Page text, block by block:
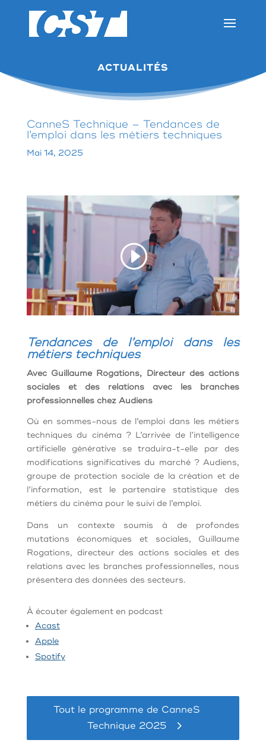
ACTUALITÉS
CanneS Technique – Tendances de
l’emploi dans les métiers techniques
Mai 14, 2025
Tendances de l’emploi dans les
métiers techniques
Avec Guillaume Rogations, Directeur des actions
sociales et des relations avec les branches
professionnelles chez Audiens
Où en sommes-nous de l’emploi dans les métiers
techniques du cinéma ? L’arrivée de l’intelligence
artificielle générative se traduira-t-elle par des
modifications significatives du marché ? Audiens,
groupe de protection sociale de la création et de
l’information, est le partenaire statistique des
métiers du cinéma pour le suivi de l’emploi.
Dans un contexte soumis à de profondes
mutations économiques et sociales, Guillaume
Rogations, directeur des actions sociales et des
relations avec les branches professionnelles, nous
présentera des données des secteurs.
À écouter également en podcast
Acast
Apple
Spotify
Tout le programme de CanneS
Technique 2025